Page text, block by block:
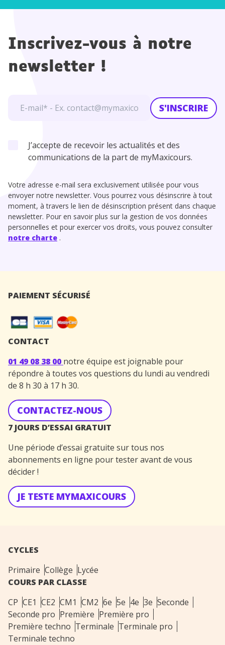
re
Inscrivez-vous à notre
newsletter !
S'INSCRIRE
J’accepte de recevoir les actualités et des
communications de la part de myMaxicours.
Votre adresse e-mail sera exclusivement utilisée pour vous
envoyer notre newsletter. Vous pourrez vous désinscrire à tout
moment, à travers le lien de désinscription présent dans chaque
newsletter. Pour en savoir plus sur la gestion de vos données
personnelles et pour exercer vos droits, vous pouvez consulter
notre charte .
PAIEMENT SÉCURISÉ
CONTACT
01 49 08 38 00 notre équipe est joignable pour
répondre à toutes vos questions du lundi au vendredi
de 8 h 30 à 17 h 30.
CONTACTEZ-NOUS
7 JOURS D’ESSAI GRATUIT
Une période d’essai gratuite sur tous nos
abonnements en ligne pour tester avant de vous
décider !
JE TESTE MYMAXICOURS
CYCLES
Primaire Collège Lycée
COURS PAR CLASSE
CP CE1 CE2 CM1 CM2 6e 5e 4e 3e Seconde
Seconde pro Première Première pro
Première techno Terminale Terminale pro
Terminale techno